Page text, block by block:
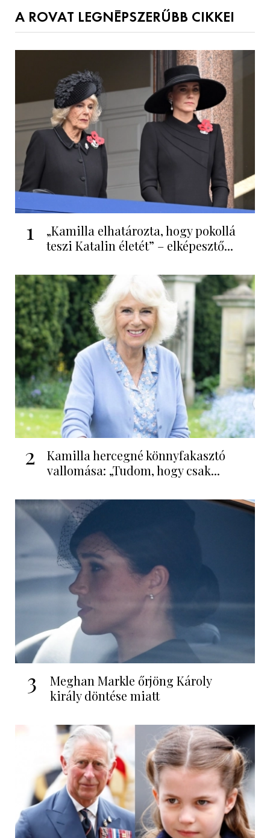
A ROVAT LEGNÉPSZERŰBB CIKKEI
1
„Kamilla elhatározta, hogy pokollá
teszi Katalin életét” – elképesztő...
2
Kamilla hercegné könnyfakasztó
vallomása: „Tudom, hogy csak...
3
Meghan Markle őrjöng Károly
király döntése miatt